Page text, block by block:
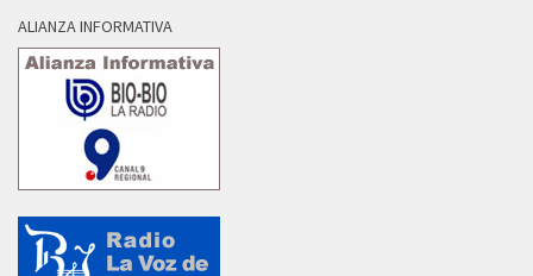
ALIANZA INFORMATIVA